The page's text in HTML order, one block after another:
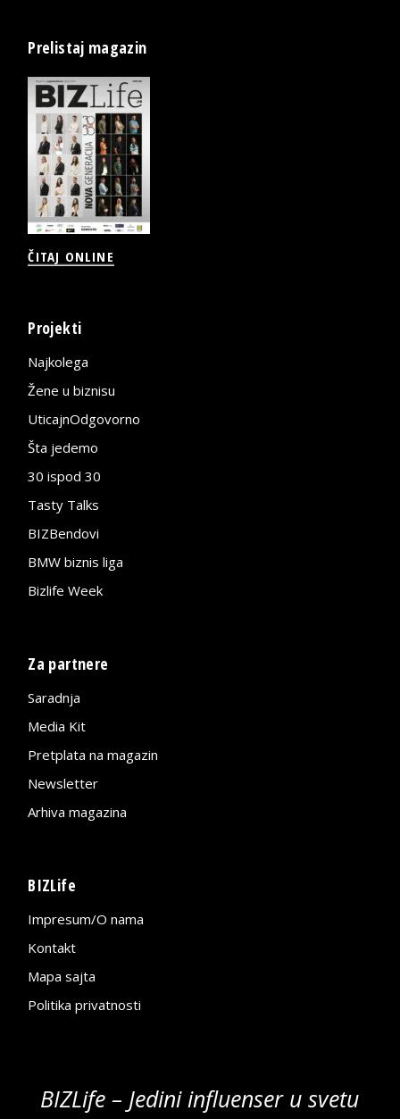
Prelistaj magazin
ČITAJ ONLINE
Projekti
Najkolega
Žene u biznisu
UticajnOdgovorno
Šta jedemo
30 ispod 30
Tasty Talks
BIZBendovi
BMW biznis liga
Bizlife Week
Za partnere
Saradnja
Media Kit
Pretplata na magazin
Newsletter
Arhiva magazina
BIZLife
Impresum/O nama
Kontakt
Mapa sajta
Politika privatnosti
BIZLife – Jedini influenser u svetu